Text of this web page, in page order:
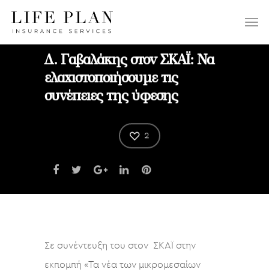
ΕΠΙΛΕΞΤΕ:
Δ. Γαβαλάκης στον ΣΚΑΪ: Να
ελαχιστοποιήσουμε τις
συνέπειες της ύφεσης
2
Σε συνέντευξη του στον ΣΚΑΪ στην
εκπομπή «Τα νέα των μικρομεσαίων